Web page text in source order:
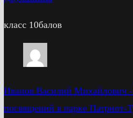
класс 10балов
Иванов Василий Михайлович -
посвящений в парке Патриот-